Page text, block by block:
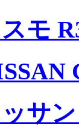
モ
サ